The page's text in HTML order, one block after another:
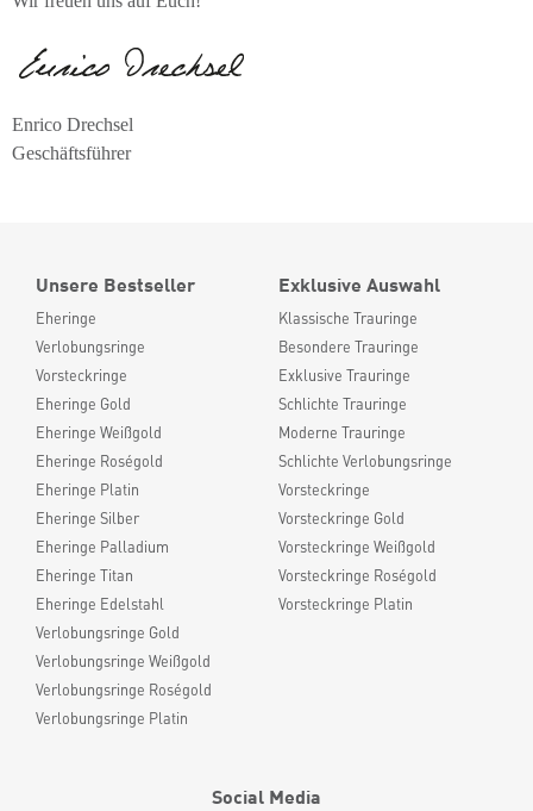
Enrico Drechsel
Geschäftsführer
Unsere Bestseller
Eheringe
Verlobungsringe
Vorsteckringe
Eheringe Gold
Eheringe Weißgold
Eheringe Roségold
Eheringe Platin
Eheringe Silber
Eheringe Palladium
Eheringe Titan
Eheringe Edelstahl
Verlobungsringe Gold
Verlobungsringe Weißgold
Verlobungsringe Roségold
Verlobungsringe Platin
Exklusive Auswahl
Klassische Trauringe
Besondere Trauringe
Exklusive Trauringe
Schlichte Trauringe
Moderne Trauringe
Schlichte Verlobungsringe
Vorsteckringe
Vorsteckringe Gold
Vorsteckringe Weißgold
Vorsteckringe Roségold
Vorsteckringe Platin
Social Media